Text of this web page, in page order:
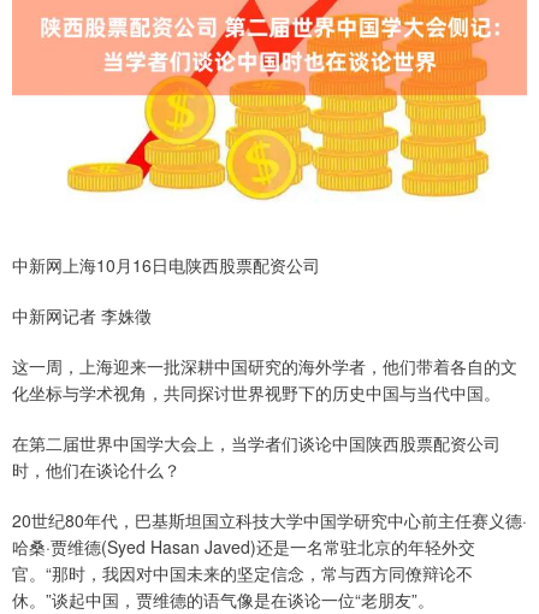
中新网上海10月16日电陕西股票配资公司
中新网记者 李姝徵
这一周，上海迎来一批深耕中国研究的海外学者，他们带着各自的文
化坐标与学术视角，共同探讨世界视野下的历史中国与当代中国。
在第二届世界中国学大会上，当学者们谈论中国陕西股票配资公司
时，他们在谈论什么？
20世纪80年代，巴基斯坦国立科技大学中国学研究中心前主任赛义德·
哈桑·贾维德(Syed Hasan Javed)还是一名常驻北京的年轻外交
官。“那时，我因对中国未来的坚定信念，常与西方同僚辩论不
休。”谈起中国，贾维德的语气像是在谈论一位“老朋友”。